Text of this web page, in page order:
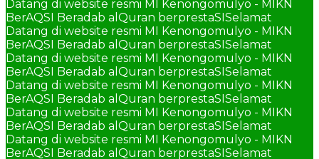
Datang di website resmi MI Kenongomulyo - MIKN
BerAQSI Beradab alQuran berprestaSISelamat
Datang di website resmi MI Kenongomulyo - MIKN
BerAQSI Beradab alQuran berprestaSISelamat
Datang di website resmi MI Kenongomulyo - MIKN
BerAQSI Beradab alQuran berprestaSISelamat
Datang di website resmi MI Kenongomulyo - MIKN
BerAQSI Beradab alQuran berprestaSISelamat
Datang di website resmi MI Kenongomulyo - MIKN
BerAQSI Beradab alQuran berprestaSISelamat
Datang di website resmi MI Kenongomulyo - MIKN
BerAQSI Beradab alQuran berprestaSISelamat